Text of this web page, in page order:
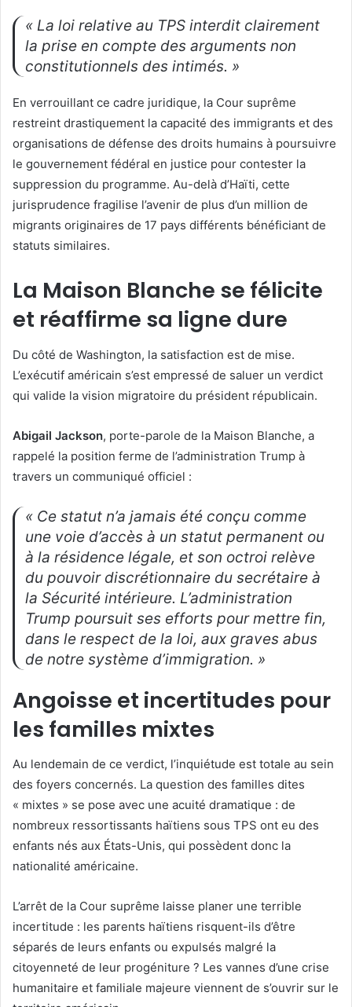
« La loi relative au TPS interdit clairement
la prise en compte des arguments non
constitutionnels des intimés. »
En verrouillant ce cadre juridique, la Cour suprême
restreint drastiquement la capacité des immigrants et des
organisations de défense des droits humains à poursuivre
le gouvernement fédéral en justice pour contester la
suppression du programme. Au-delà d’Haïti, cette
jurisprudence fragilise l’avenir de plus d’un million de
migrants originaires de 17 pays différents bénéficiant de
statuts similaires.
La Maison Blanche se félicite
et réaffirme sa ligne dure
Du côté de Washington, la satisfaction est de mise.
L’exécutif américain s’est empressé de saluer un verdict
qui valide la vision migratoire du président républicain.
Abigail Jackson, porte-parole de la Maison Blanche, a
rappelé la position ferme de l’administration Trump à
travers un communiqué officiel :
« Ce statut n’a jamais été conçu comme
une voie d’accès à un statut permanent ou
à la résidence légale, et son octroi relève
du pouvoir discrétionnaire du secrétaire à
la Sécurité intérieure. L’administration
Trump poursuit ses efforts pour mettre fin,
dans le respect de la loi, aux graves abus
de notre système d’immigration. »
Angoisse et incertitudes pour
les familles mixtes
Au lendemain de ce verdict, l’inquiétude est totale au sein
des foyers concernés. La question des familles dites
« mixtes » se pose avec une acuité dramatique : de
nombreux ressortissants haïtiens sous TPS ont eu des
enfants nés aux États-Unis, qui possèdent donc la
nationalité américaine.
L’arrêt de la Cour suprême laisse planer une terrible
incertitude : les parents haïtiens risquent-ils d’être
séparés de leurs enfants ou expulsés malgré la
citoyenneté de leur progéniture ? Les vannes d’une crise
humanitaire et familiale majeure viennent de s’ouvrir sur le